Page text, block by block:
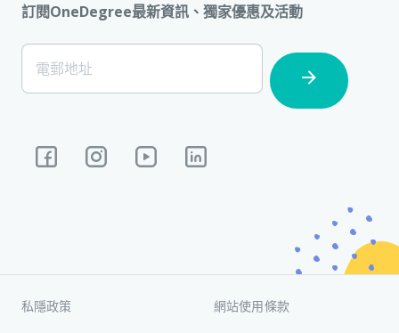
訂閱OneDegree最新資訊、獨家優惠及活動
[Footer]
Subscription
電郵地址
私隱政策 網站使用條款